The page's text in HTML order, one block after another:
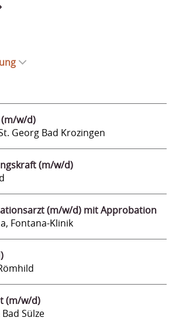
w/d)
Georg Bad Krozingen
(m/w/d)
(m/w/d) mit Approbation
Fontana-Klinik
(m/w/d)
Sülze